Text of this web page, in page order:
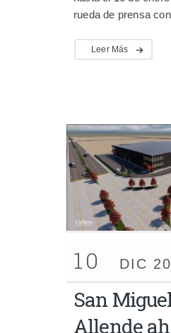
rueda de prensa
Leer Más
10 DIC
San
Allende